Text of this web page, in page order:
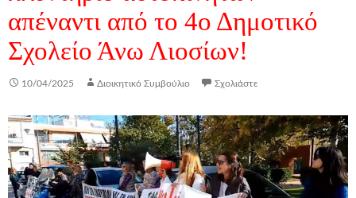
απέναντι από το 4ο Δημοτικό
Σχολείο Άνω Λιοσίων!
10/04/2025 Διοικητικό Συμβούλιο Σχολιάστε